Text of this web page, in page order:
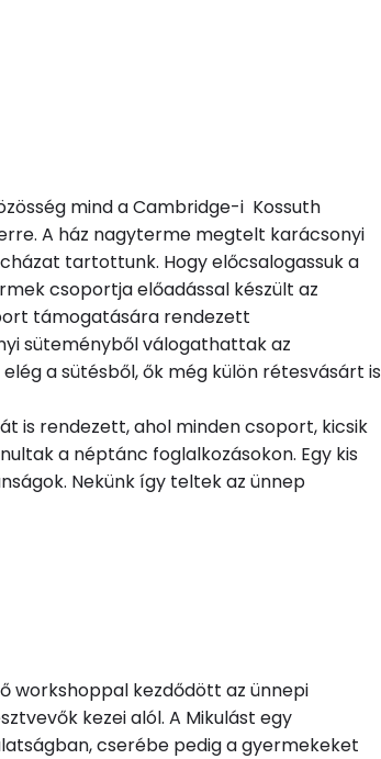
mind a Cambridge-i Kossuth
A ház nagyterme megtelt karácsonyi
tartottunk. Hogy előcsalogassuk a
csoportja előadással készült az
támogatására rendezett
süteményből válogathattak az
a sütésből, ők még külön rétesvásárt is
is rendezett, ahol minden csoport, kicsik
a néptánc foglalkozásokon. Egy kis
Nekünk így teltek az ünnep
workshoppal kezdődött az ünnepi
kezei alól. A Mikulást egy
cserébe pedig a gyermekeket